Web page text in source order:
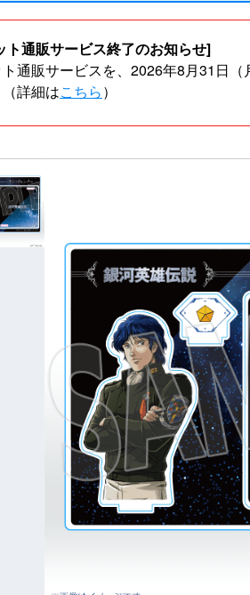
ト通販サービス終了のお知らせ]
通販サービスを、2026年8月31日
詳細はこちら）